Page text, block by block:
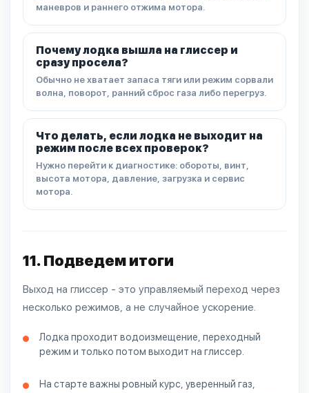
маневров и раннего отжима мотора.
Почему лодка вышла на глиссер и
сразу просела?
Обычно не хватает запаса тяги или режим сорвали
волна, поворот, ранний сброс газа либо перегруз.
Что делать, если лодка не выходит на
режим после всех проверок?
Нужно перейти к диагностике: обороты, винт,
высота мотора, давление, загрузка и сервис
мотора.
11. Подведем итоги
Выход на глиссер - это управляемый переход через
несколько режимов, а не случайное ускорение.
Лодка проходит водоизмещение, переходный
режим и только потом выходит на глиссер.
На старте важны ровный курс, уверенный газ,